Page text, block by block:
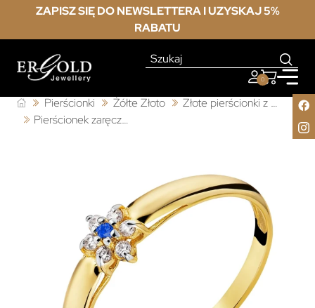
ZAPISZ SIĘ DO NEWSLETTERA I UZYSKAJ 5%
RABATU
0
Pierścionki Żółte Złoto
Złote pierścionki z cyrkonią
Pierścionek zaręczynowy niebieski kwiatek